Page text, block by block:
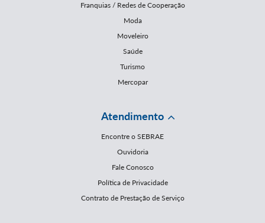
Franquias / Redes de Cooperação
Moda
Moveleiro
Saúde
Turismo
Mercopar
Atendimento
Encontre o SEBRAE
Ouvidoria
Fale Conosco
Política de Privacidade
Contrato de Prestação de Serviço